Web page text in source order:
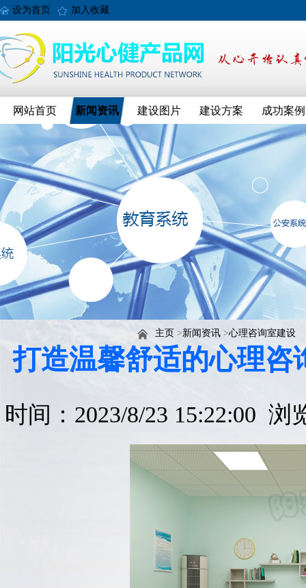
设为首页 加入收藏
网站首页 新闻资讯 建设图片 建设方案 成功案例
主页 >新闻资讯 >心理咨询室建设
打造温馨舒适的心理
时间：2023/8/23 15:22:00